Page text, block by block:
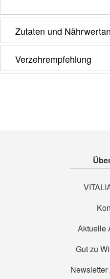
Zutaten und
Verzehrempfehlung
Aktuelle
Gut zu